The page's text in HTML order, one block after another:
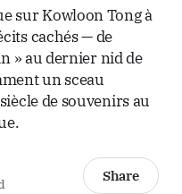
sur Kowloon Tong à
cachés — de
» au dernier nid de
un sceau
de souvenirs au
Share